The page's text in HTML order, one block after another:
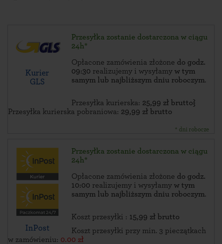
Kurier
GLS
Przesyłka zostanie dostarczona w ciągu
24h*
Opłacone zamówienia złożone do godz.
09:30 realizujemy i wysyłamy w tym
samym lub najbliższym dniu roboczym.
Przesyłka kurierska: 25,99 zł brutto}
Przesyłka kurierska pobraniowa: 29,99 zł brutto
* dni robocze
InPost
Przesyłka zostanie dostarczona w ciągu
24h*
Opłacone zamówienia złożone do godz.
10:00 realizujemy i wysyłamy w tym
samym lub najbliższym dniu roboczym.
Koszt przesyłki : 15,99 zł brutto
Koszt przesyłki przy min. 3 pieczątkach
w zamówieniu: 0.00 zł